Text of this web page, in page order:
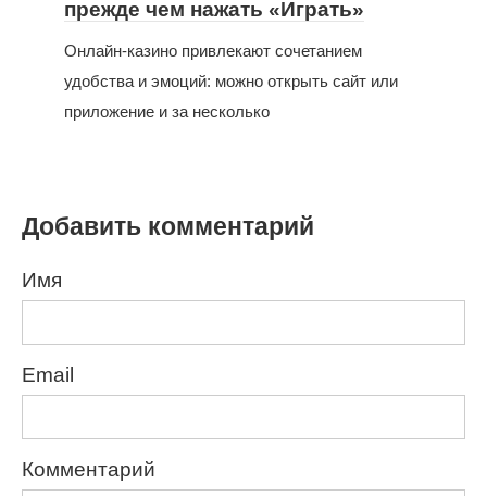
прежде чем нажать «Играть»
Онлайн-казино привлекают сочетанием
удобства и эмоций: можно открыть сайт или
приложение и за несколько
Добавить комментарий
Имя
Email
Комментарий